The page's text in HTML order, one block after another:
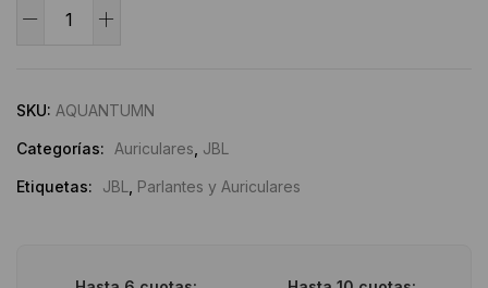
SKU: AQUANTUMN
Categorías: Auriculares JBL
Etiquetas: JBL Parlantes y Auriculares